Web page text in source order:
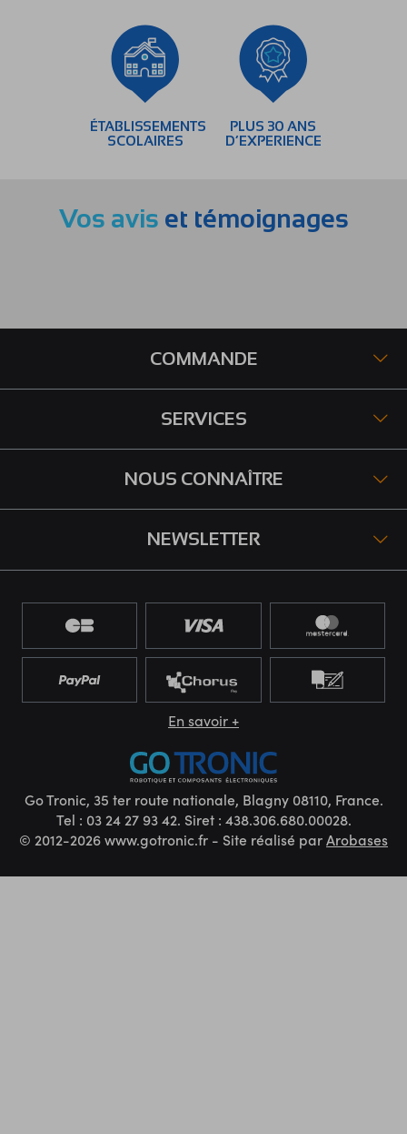
ÉTABLISSEMENTS
SCOLAIRES
PLUS 30 ANS
D’EXPERIENCE
Vos avis et témoignages
COMMANDE
SERVICES
NOUS CONNAÎTRE
NEWSLETTER
En savoir +
Go Tronic, 35 ter route nationale, Blagny 08110, France.
Tel : 03 24 27 93 42. Siret : 438.306.680.00028.
© 2012-2026 www.gotronic.fr - Site réalisé parArobases